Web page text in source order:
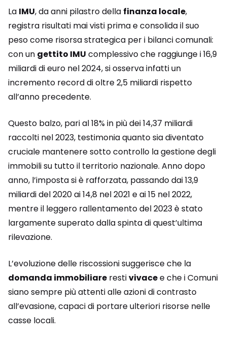
La IMU, da anni pilastro della finanza locale,
registra risultati mai visti prima e consolida il suo
peso come risorsa strategica per i bilanci comunali:
con un gettito IMU complessivo che raggiunge i 16,9
miliardi di euro nel 2024, si osserva infatti un
incremento record di oltre 2,5 miliardi rispetto
all’anno precedente.
Questo balzo, pari al 18% in più dei 14,37 miliardi
raccolti nel 2023, testimonia quanto sia diventato
cruciale mantenere sotto controllo la gestione degli
immobili su tutto il territorio nazionale. Anno dopo
anno, l’imposta si è rafforzata, passando dai 13,9
miliardi del 2020 ai 14,8 nel 2021 e ai 15 nel 2022,
mentre il leggero rallentamento del 2023 è stato
largamente superato dalla spinta di quest’ultima
rilevazione.
L’evoluzione delle riscossioni suggerisce che la
domanda immobiliare restivivacee che i Comuni
siano sempre più attenti alle azioni di contrasto
all’evasione, capaci di portare ulteriori risorse nelle
casse locali.